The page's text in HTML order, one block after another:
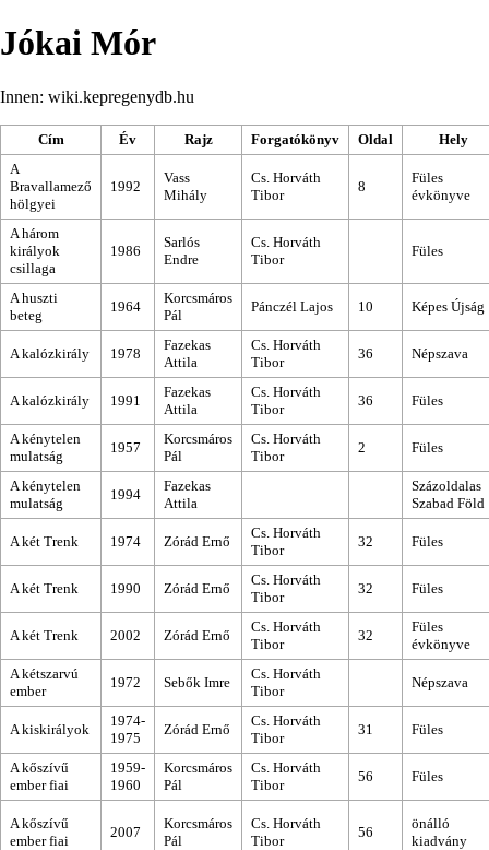
Jókai Mór
Innen: wiki.kepregenydb.hu
Cím Év Rajz Forgatókönyv Oldal
Hely
A
Bravallamező
hölgyei
1992
Vass
Mihály
Cs. Horváth
Tibor
8
Füles
évkönyve
A három
királyok
csillaga
1986
Sarlós
Endre
Cs. Horváth
Tibor
Füles
A huszti
beteg
1964
Korcsmáros
Pál
Pánczél Lajos 10 Képes Újság
A kalózkirály 1978
Fazekas
Attila
Cs. Horváth
Tibor
36 Népszava
A kalózkirály 1991
Fazekas
Attila
Cs. Horváth
Tibor
36 Füles
A kénytelen
mulatság
1957
Korcsmáros
Pál
Cs. Horváth
Tibor
2 Füles
A kénytelen
mulatság
1994
Fazekas
Attila
Százoldalas
Szabad Föld
A két Trenk 1974 Zórád Ernő
Cs. Horváth
Tibor
32 Füles
A két Trenk 1990 Zórád Ernő
Cs. Horváth
Tibor
32 Füles
A két Trenk 2002 Zórád Ernő
Cs. Horváth
Tibor
32
Füles
évkönyve
A kétszarvú
ember
1972 Sebők Imre
Cs. Horváth
Tibor
Népszava
A kiskirályok
1974-
1975
Zórád Ernő
Cs. Horváth
Tibor
31 Füles
A kőszívű
ember fiai
1959-
1960
Korcsmáros
Pál
Cs. Horváth
Tibor
56 Füles
A kőszívű
ember fiai
2007
Korcsmáros
Pál
Cs. Horváth
Tibor
56
önálló
kiadvány